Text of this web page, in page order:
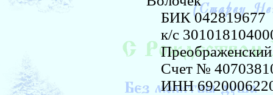
БИК 042819677
к/с
Преображенский
Счет №
ИНН